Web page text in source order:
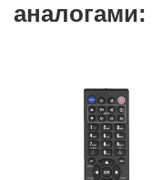
аналогами: